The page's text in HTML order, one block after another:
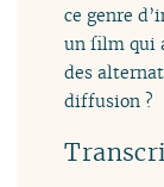
ce genre
un film qui
des
diffusion ?